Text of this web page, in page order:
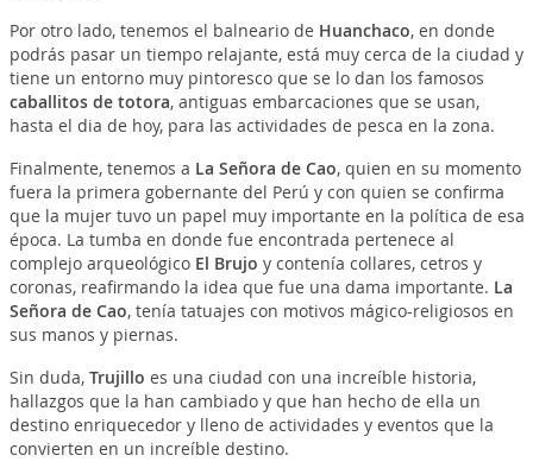
Por otro lado, tenemos el balneario de Huanchaco, en donde
podrás pasar un tiempo relajante, está muy cerca de la ciudad y
tiene un entorno muy pintoresco que se lo dan los famosos
caballitos de totora, antiguas embarcaciones que se usan,
hasta el dia de hoy, para las actividades de pesca en la zona.
Finalmente, tenemos a La Señora de Cao, quien en su momento
fuera la primera gobernante del Perú y con quien se confirma
que la mujer tuvo un papel muy importante en la política de esa
época. La tumba en donde fue encontrada pertenece al
complejo arqueológico El Brujo y contenía collares, cetros y
coronas, reafirmando la idea que fue una dama importante. La
Señora de Cao, tenía tatuajes con motivos mágico-religiosos en
sus manos y piernas.
Sin duda, Trujillo es una ciudad con una increíble historia,
hallazgos que la han cambiado y que han hecho de ella un
destino enriquecedor y lleno de actividades y eventos que la
convierten en un increíble destino.